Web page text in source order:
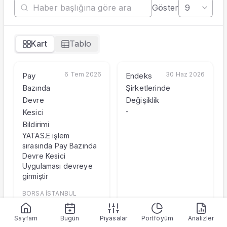
Hisseyi Taşıyan Fonlar
Hesaplamalar
Nakit Akım Tablosu
Yeni İş İlişkileri
Tarihsel Veriler
Sektör Analizi
Sermaye Artırımları
Temettüler
Fiyat Endeks Değişimi
Grafik
Karşılaştır
Göster
Kart Tablo
Pay
Bazında
Devre
Kesici
Bildirimi
6 Tem 2026
YATAS.E işlem
sırasında Pay Bazında
Devre Kesici
Uygulaması devreye
girmiştir
BORSA İSTANBUL
BISTECH DEVRE KESİCİ
UYGULAMASI
Endeks
Şirketlerinde
Değişiklik
30 Haz 2026
-
BORSA İSTANBUL A.Ş.
Sayfam
Bugün Piyasalar Portföyüm Analizler